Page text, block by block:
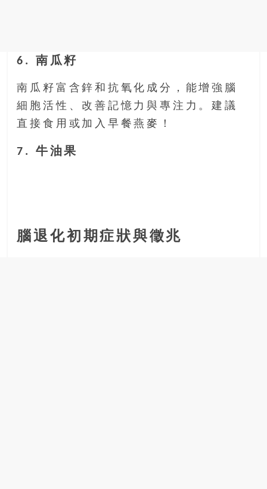
6. 南瓜籽
南瓜籽富含鋅和抗氧化成分，能增強腦
細胞活性、改善記憶力與專注力。建議
直接食用或加入早餐燕麥！
7. 牛油果
腦退化初期症狀與徵兆